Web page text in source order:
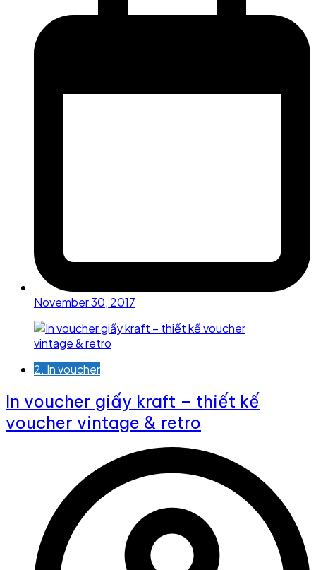
November 30, 2017
2. In voucher
In voucher giấy kraft – thiết kế
voucher vintage & retro